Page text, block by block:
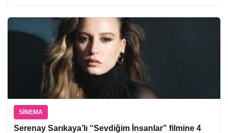
SINEMA
Serenay Sarıkaya’lı “Sevdiğim İnsanlar” filmine 4